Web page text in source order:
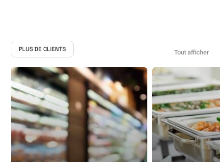
PLUS DE CLIENTS Tout afficher